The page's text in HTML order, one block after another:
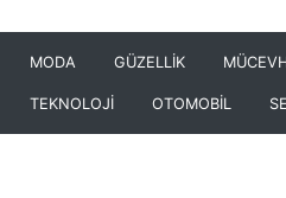
MODA GÜZELLİK
TEKNOLOJİ OTOMOBİL